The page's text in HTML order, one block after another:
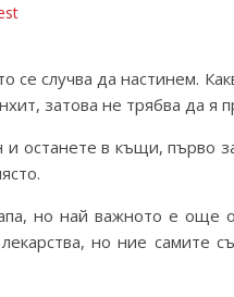
се случва да настинем.
затова не трябва да я
останете в къщи, първо
но най важното е
но ние